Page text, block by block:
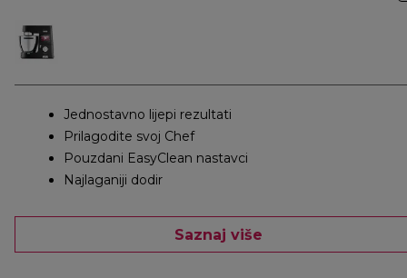
Jednostavno lijepi rezultati
Prilagodite svoj Chef
Pouzdani EasyClean nastavci
Najlaganiji dodir
Saznaj više